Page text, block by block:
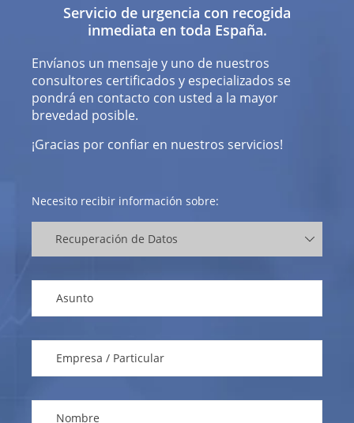
Servicio de urgencia con recogida
inmediata en toda España.
Envíanos un mensaje y uno de nuestros
consultores certificados y especializados se
pondrá en contacto con usted a la mayor
brevedad posible.
¡Gracias por confiar en nuestros servicios!
Necesito recibir información sobre: